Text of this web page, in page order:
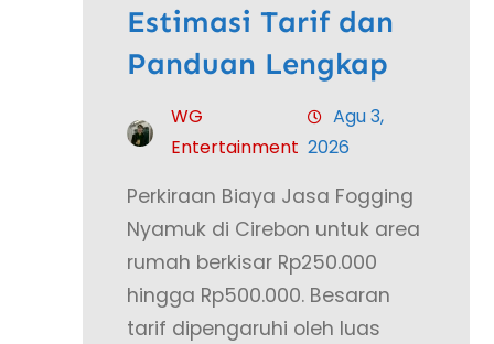
Estimasi Tarif dan
Panduan Lengkap
WG
Entertainment
Agu 3,
2026
Perkiraan Biaya Jasa Fogging
Nyamuk di Cirebon untuk area
rumah berkisar Rp250.000
hingga Rp500.000. Besaran
tarif dipengaruhi oleh luas